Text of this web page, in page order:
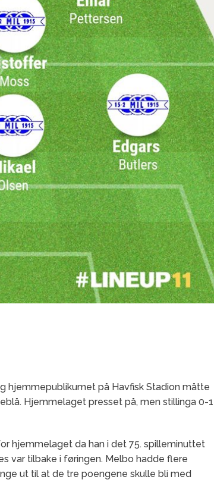
hjemmepublikumet på Havfisk Stadion måtte
Hjemmelaget presset på, men stillinga 0-1
hjemmelaget da han i det 75. spilleminuttet
var tilbake i føringen. Melbo hadde flere
ut til at de tre poengene skulle bli med